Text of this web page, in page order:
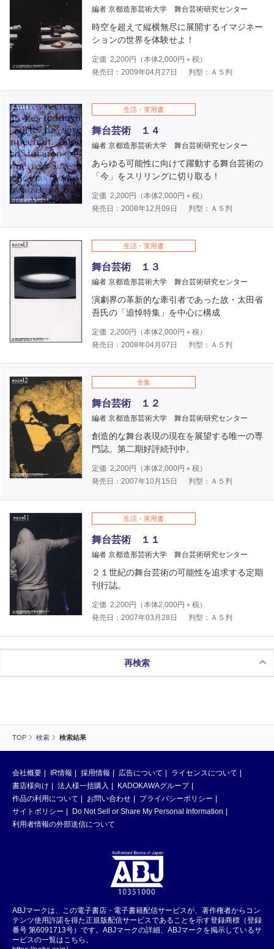
TOP 検索 検索結果
編者 京都造形芸術大学 舞台芸術研究センター
時空を超えて縦横無尽に展開するイマジネー
ションの世界を体験せよ！
定価 2,200円（本体2,000円＋税）
発売日：2009年04月27日
判型：Ａ５判
生活・実用書
舞台芸術 １４
編者 京都造形芸術大学 舞台芸術研究センター
あらゆる可能性に向けて躍動する舞台芸術の
「今」をスリリングに切り取る！
定価 2,200円（本体2,000円＋税）
発売日：2008年12月09日
判型：Ａ５判
生活・実用書
舞台芸術 １３
編者 京都造形芸術大学 舞台芸術研究センター
演劇界の革新的な牽引者であった故・太田省
吾氏の「追悼特集」を中心に構成
定価 2,200円（本体2,000円＋税）
発売日：2008年04月07日
判型：Ａ５判
全集
舞台芸術 １２
編者 京都造形芸術大学 舞台芸術研究センター
創造的な舞台表現の現在を展望する唯一の専
門誌。第二期好評続刊中。
定価 2,200円（本体2,000円＋税）
発売日：2007年10月15日
判型：Ａ５判
生活・実用書
舞台芸術 １１
編者 京都造形芸術大学 舞台芸術研究センター
２１世紀の舞台芸術の可能性を追求する定期
刊行誌。
定価 2,200円（本体2,000円＋税）
発売日：2007年03月28日
判型：Ａ５判
再検索
会社概要 IR情報 採用情報 広告について
ライセンスについて
書店様向け
法人様一括購入
KADOKAWAグループ
作品の利用について
お問い合わせ
プライバシーポリシー
サイトポリシー
Do Not Sell or Share My Personal Information
利用者情報の外部送信について
ABJマークは、この電子書店・電子書籍配信サービスが、著作権者からコン
テンツ使用許諾を得た正規版配信サービスであることを示す登録商標（登録
番号 第6091713号）です。ABJマークの詳細、ABJマークを掲示しているサ
ービスの一覧はこちら。